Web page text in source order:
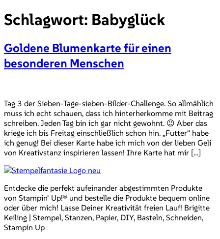
Schlagwort: Babyglück
Goldene Blumenkarte für einen
besonderen Menschen
Tag 3 der Sieben-Tage-sieben-Bilder-Challenge. So allmählich
muss ich echt schauen, dass ich hinterherkomme mit Beitrag
schreiben. Jeden Tag bin ich gar nicht gewohnt. 😉 Aber das
kriege ich bis Freitag einschließlich schon hin. „Futter“ habe
ich genug! Bei dieser Karte habe ich mich von der lieben Geli
von Kreativstanz inspirieren lassen! Ihre Karte hat mir […]
Entdecke die perfekt aufeinander abgestimmten Produkte
von Stampin‘ Up!® und bestelle die Produkte bequem online
oder über mich! Lasse Deiner Kreativität freien Lauf! Brigitte
Keiling | Stempel, Stanzen, Papier, DIY, Basteln, Schneiden,
Stampin Up